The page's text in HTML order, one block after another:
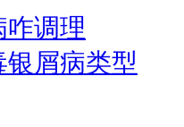
咋调理
银屑病类型